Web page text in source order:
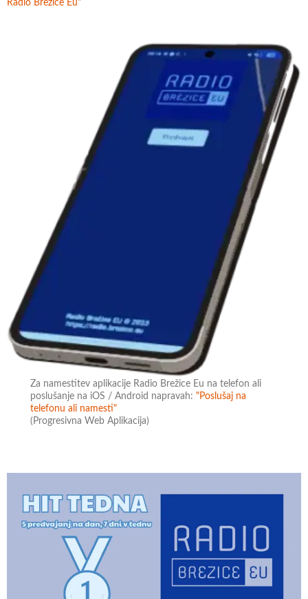
Radio Brežice Eu"
Za namestitev aplikacije Radio Brežice Eu na telefon ali
poslušanje na iOS / Android napravah:"Poslušaj na
telefonu ali namesti"
(Progresivna Web Aplikacija)